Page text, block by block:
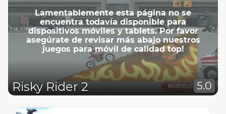
Lamentablemente esta página no se
encuentra todavía disponible para
dispositivos móviles y tablets. Por favor
asegúrate de revisar más abajo nuestros
juegos para móvil de calidad top!
Risky Rider 2 5.0